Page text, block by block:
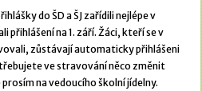
do ŠD a ŠJ zařídili nejlépe v
přihlášení na 1. září. Žáci, kteří se v
zůstávají automaticky přihlášeni
ve stravování něco změnit
na vedoucího školní jídelny.